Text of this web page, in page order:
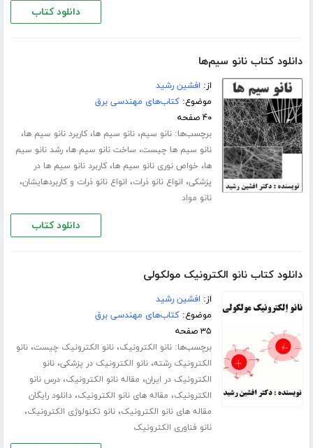
دانلود کتاب
دانلود کتاب نانو سیم‌ها
از: افشین رشید
موضوع:کتاب‌های مهندسی برق
۴۰ صفحه
برچسب‌ها:نانو سیم،نانو سیم ها،کاربرد نانو سیم ها،
نانو سیم ها چیست، ساخت نانو سیم ها،رشد نانو سیم
ها، خواص نوری نانو سیم ها،کاربرد نانو سیم ها در
پزشکی، انواع نانو ذرات، انواع نانو ذرات و کاربردهایشان،
نانو مواد
دانلود کتاب
دانلود کتاب نانو الکترونیک مولکولی
از: افشین رشید
موضوع:کتاب‌های مهندسی برق
۳۵ صفحه
برچسب‌ها:نانو الکترونیک،نانو الکترونیک چیست،نانو
الکترونیک رشته،نانو الکترونیک در پزشکی،نانو
الکترونیک در ایران، مقاله نانو الکترونیک،درس نانو
الکترونیک، مقاله های نانو الکترونیک،دانلود رایگان
مقاله های نانو الکترونیک،نانو تکنولوژی الکترونیک،
نانو فناوری الکترونیک